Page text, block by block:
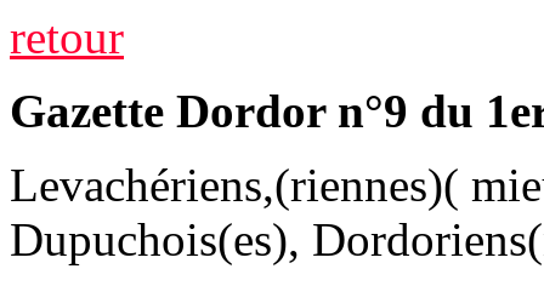
retour
Gazette Dordor n°9 du
Levachériens,(riennes)(
Dupuchois(es),